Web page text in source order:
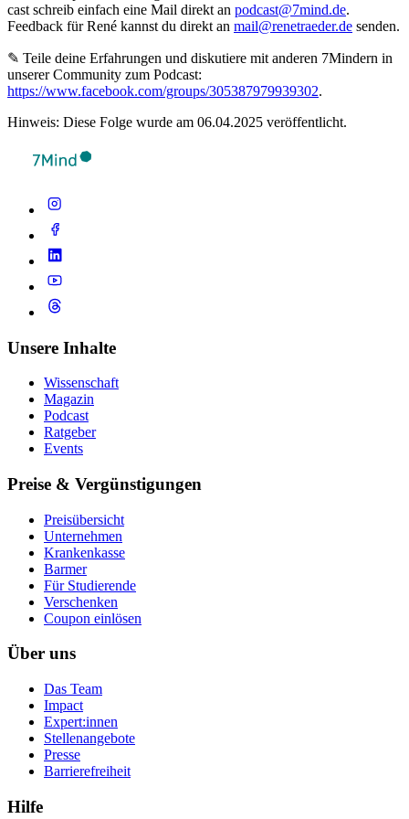
cast schreib ein­fach eine Mail direkt an podcast@7mind.de.
Feedback für René kannst du direkt an mail@renetraeder.de senden.
✎ Teile deine Erfahrungen und diskutiere mit anderen 7Mindern in
unserer Community zum Podcast:
https://www.facebook.com/groups/305387979939302.
Hinweis: Diese Folge wurde am 06.04.2025 veröffentlicht.
Unsere Inhalte
Wissenschaft
Magazin
Podcast
Ratgeber
Events
Preise & Vergünstigungen
Preisübersicht
Unternehmen
Krankenkasse
Barmer
Für Studierende
Ver­schen­ken
Coupon einlösen
Über uns
Das Team
Impact
Expert:innen
Stellenangebote
Presse
Barrierefreiheit
Hilfe